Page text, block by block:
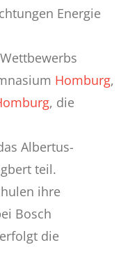
Energie
Homburg,
, die
Albertus-
teil.
ihre
Bosch
die